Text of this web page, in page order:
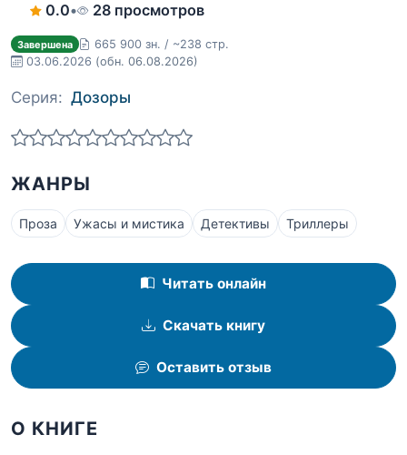
0.0• 28 просмотров
Завершена
665 900 зн. / ~238 стр.
03.06.2026 (обн. 06.08.2026)
Серия: Дозоры
ЖАНРЫ
Проза Ужасы и мистика Детективы Триллеры
Читать онлайн
Скачать книгу
Оставить отзыв
О КНИГЕ